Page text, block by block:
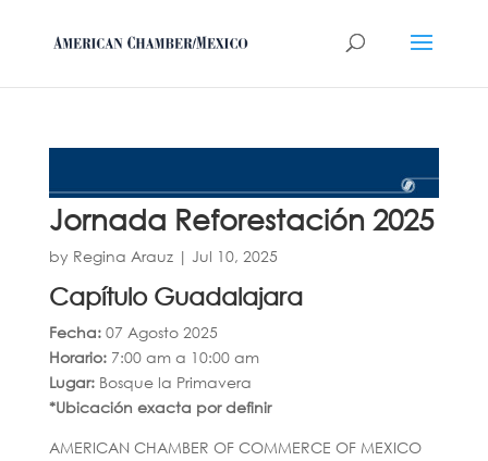
Jornada Reforestación 2025
by Regina Arauz| Jul 10, 2025
Capítulo Guadalajara
Fecha:07 Agosto 2025
Horario:7:00 am a 10:00 am
Lugar:Bosque la Primavera
*Ubicación exacta por definir
AMERICAN CHAMBER OF COMMERCE OF MEXICO